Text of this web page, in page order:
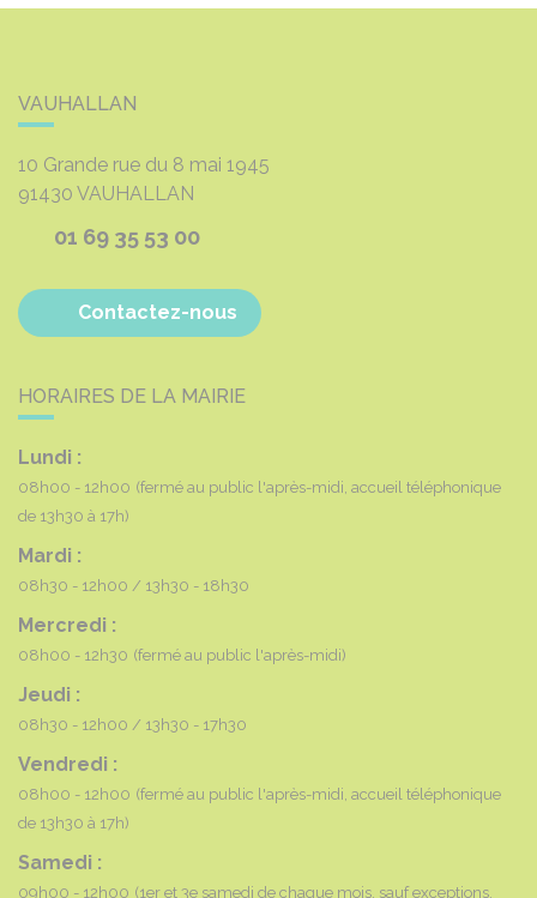
VAUHALLAN
10 Grande rue du 8 mai 1945
91430 VAUHALLAN
01 69 35 53 00
Contactez-nous
HORAIRES DE LA MAIRIE
Lundi :
08h00 - 12h00 (fermé au public l'après-midi, accueil téléphonique
de 13h30 à 17h)
Mardi :
08h30 - 12h00 13h30 - 18h30
Mercredi :
08h00 - 12h30 (fermé au public l'après-midi)
Jeudi :
08h30 - 12h00 13h30 - 17h30
Vendredi :
08h00 - 12h00 (fermé au public l'après-midi, accueil téléphonique
de 13h30 à 17h)
Samedi :
09h00 - 12h00 (1er et 3e samedi de chaque mois, sauf exceptions,